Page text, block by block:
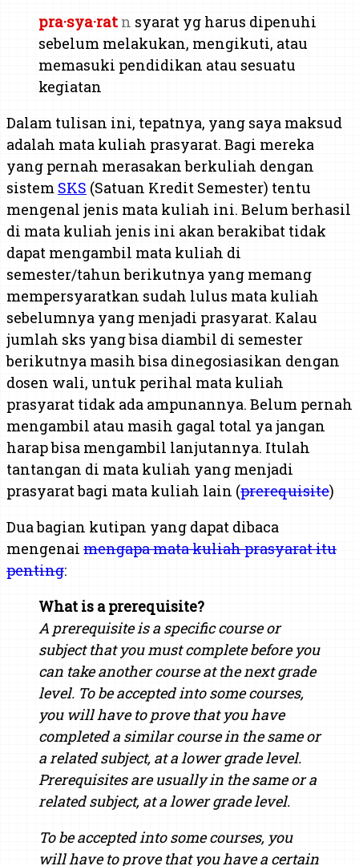
pra·sya·rat n syarat yg harus dipenuhi
sebelum melakukan, mengikuti, atau
memasuki pendidikan atau sesuatu
kegiatan
Dalam tulisan ini, tepatnya, yang saya maksud
adalah mata kuliah prasyarat. Bagi mereka
yang pernah merasakan berkuliah dengan
sistem SKS (Satuan Kredit Semester) tentu
mengenal jenis mata kuliah ini. Belum berhasil
di mata kuliah jenis ini akan berakibat tidak
dapat mengambil mata kuliah di
semester/tahun berikutnya yang memang
mempersyaratkan sudah lulus mata kuliah
sebelumnya yang menjadi prasyarat. Kalau
jumlah sks yang bisa diambil di semester
berikutnya masih bisa dinegosiasikan dengan
dosen wali, untuk perihal mata kuliah
prasyarat tidak ada ampunannya. Belum pernah
mengambil atau masih gagal total ya jangan
harap bisa mengambil lanjutannya. Itulah
tantangan di mata kuliah yang menjadi
prasyarat bagi mata kuliah lain (prerequisite)
Dua bagian kutipan yang dapat dibaca
mengenai mengapa mata kuliah prasyarat itu
penting:
What is a prerequisite?
A prerequisite is a specific course or
subject that you must complete before you
can take another course at the next grade
level. To be accepted into some courses,
you will have to prove that you have
completed a similar course in the same or
a related subject, at a lower grade level.
Prerequisites are usually in the same or a
related subject, at a lower grade level.
To be accepted into some courses, you
will have to prove that you have a certain